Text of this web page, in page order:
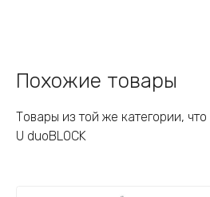
Похожие товары
Товары из той же категории, что
U duoBLOCK